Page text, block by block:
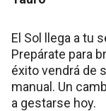
El Sol llega a tu
Prepárate para
éxito vendrá de
manual. Un
a gestarse hoy.